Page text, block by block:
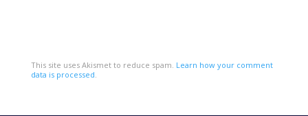
This site uses Akismet to reduce spam. Learn how your comment
data is processed.